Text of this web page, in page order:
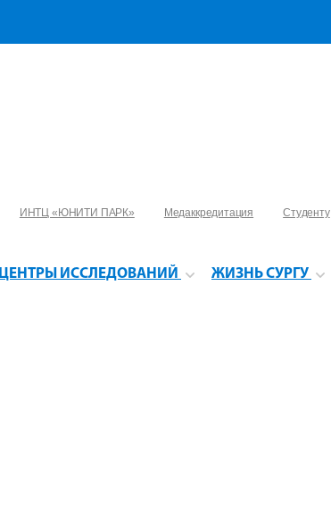
ИНТЦ «ЮНИТИ ПАРК» Медаккредитация Студенту
ЦЕНТРЫ ИССЛЕДОВАНИЙ ЖИЗНЬ СУРГУ